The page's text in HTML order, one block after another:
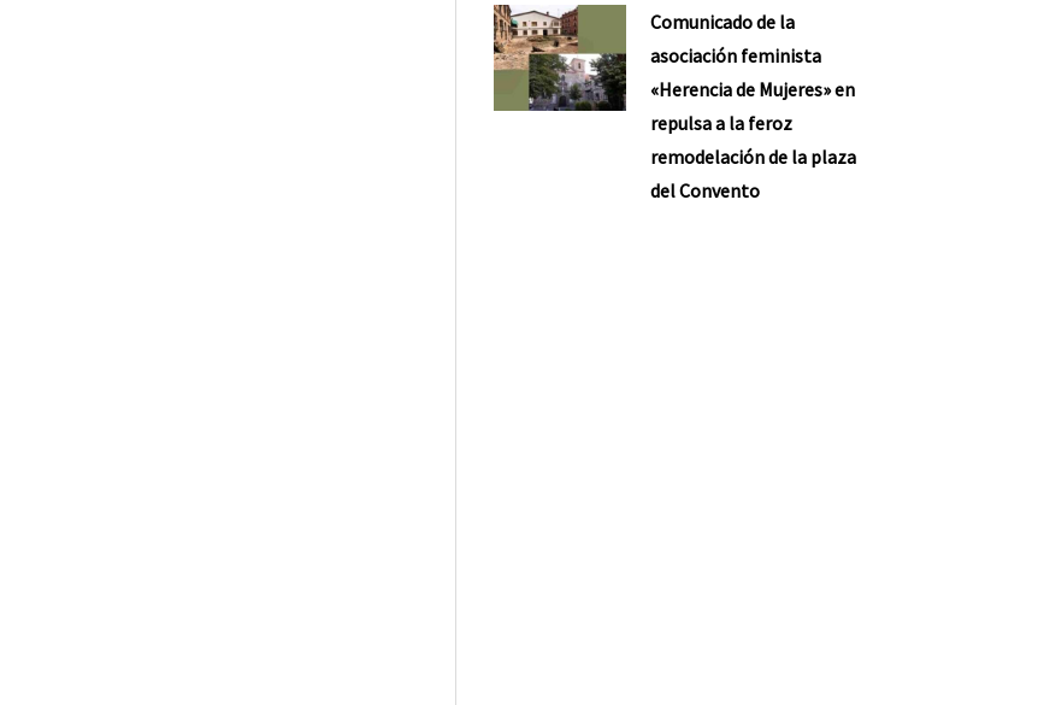
Comunicado de la
asociación feminista
«Herencia de Mujeres» en
repulsa a la feroz
remodelación de la plaza
del Convento